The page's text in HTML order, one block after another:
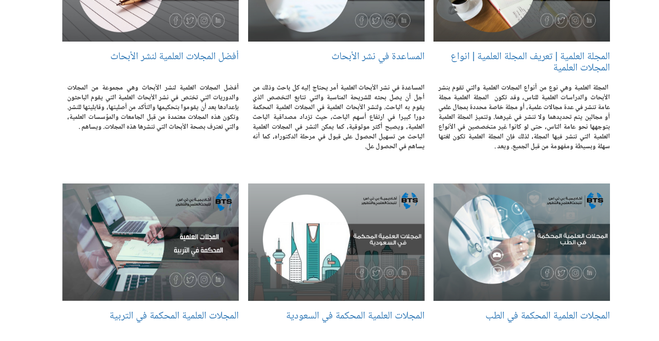
المجلة العلمية | تعريف المجلة العلمية | انواع
المجلات العلمية
المجلة العلمية وهي نوع من أنواع المجلات العلمية والتي تقوم بنشر
الأبحاث والدراسات العلمية للناس، وقد تكون المجلة العلمية مجلة
عامة تنشر في عدة مجالات علمية، أو مجلة خاصة محددة بمجال علمي
أو مجالين يتم تحديدهما ولا تنشر في غيرهما. وتتميز المجلة العلمية
بتوجهها نحو عامة الناس، حتى لو كانوا غير متخصصين في الأنواع
العلمية التي تنشر فيها المجلة، لذلك فإن المجلة العلمية تكون لغتها
سهلة وبسيطة ومفهومة من قبل الجميع. ويعد .
المساعدة في نشر الأبحاث
المساعدة في نشر الأبحاث العلمية أمر يحتاج إليه كل باحث وذلك من
أجل أن يصل بحثه للشريحة المناسبة والتي تتابع التخصص الذي
يقوم به الباحث. ولنشر الأبحاث العلمية في المجلات العلمية المحكمة
دورا كبيرا في ارتفاع أسهم الباحث، حيث تزداد مصداقية الباحث
العلمية، ويصبح أكثر موثوقية، كما يمكن النشر في المجلات العلمية
الباحث من تسهيل الحصول على قبول في مرحلة الدكتوراه، كما أنه
يساهم في الحصول عل.
أفضل المجلات العلمية لنشر الأبحاث
أفضل المجلات العلمية لنشر الأبحاث وهي مجموعة من المجلات
والدوريات التي تختص في نشر الأبحاث العلمية التي يقوم الباحثون
بإعدادها بعد أن يقوموا بتحكيمها والتأكد من أصليتها، وقابليتها للنشر.
وتكون هذه المجلات معتمدة من قبل الجامعات والمؤسسات العلمية،
والتي تعترف بصحة الأبحاث التي تنشرها هذه المجلات. ويساهم .
المجلات العلمية المحكمة في الطب المجلات العلمية المحكمة في السعودية المجلات العلمية المحكمة في التربية